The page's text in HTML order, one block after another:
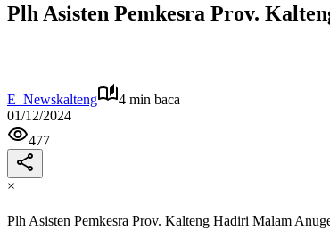
Plh Asisten Pemkesra Prov.
E_Newskalteng
4 min baca
01/12/2024
477
×
Plh Asisten Pemkesra Prov. Kalteng Hadiri Malam